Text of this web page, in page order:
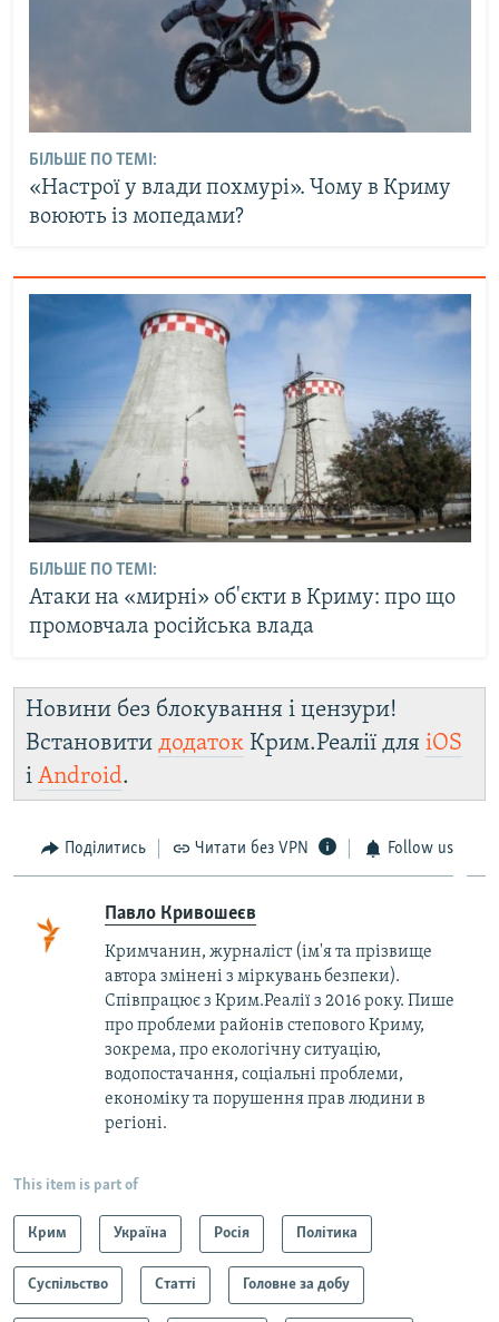
БІЛЬШЕ ПО ТЕМІ:
«Настрої у влади похмурі». Чому в Криму
воюють із мопедами?
БІЛЬШЕ ПО ТЕМІ:
Атаки на «мирні» об'єкти в Криму: про що
промовчала російська влада
Новини без блокування і цензури!
Встановити додаток Крим.Реалії для iOS
і Android.
Поділитись Читати без VPN Follow us
Павло Кривошеєв
Кримчанин, журналіст (ім'я та прізвище
автора змінені з міркувань безпеки).
Співпрацює з Крим.Реалії з 2016 року. Пише
про проблеми районів степового Криму,
зокрема, про екологічну ситуацію,
водопостачання, соціальні проблеми,
економіку та порушення прав людини в
регіоні.
This item is part of
Крим Україна Росія Політика
Суспільство Статті Головне за добу